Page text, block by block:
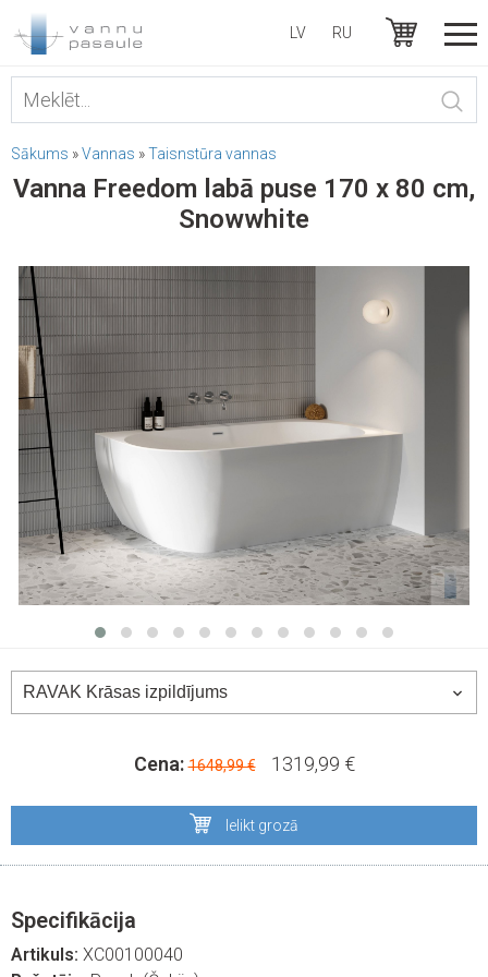
LV RU
Sākums »Vannas »Taisnstūra vannas
Vanna Freedom labā puse 170 x 80 cm,
Snowwhite
Cena:1648,99 € 1319,99 €
Ielikt grozā
Specifikācija
Artikuls: XC00100040